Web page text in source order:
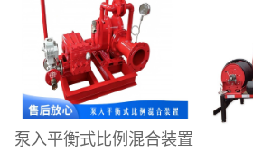
高性能的泡沫灭火
善的售后技术和设
为工业企业供应配
内具有影响力的
造商之一。澳龙
泵入平衡式比例混合装置